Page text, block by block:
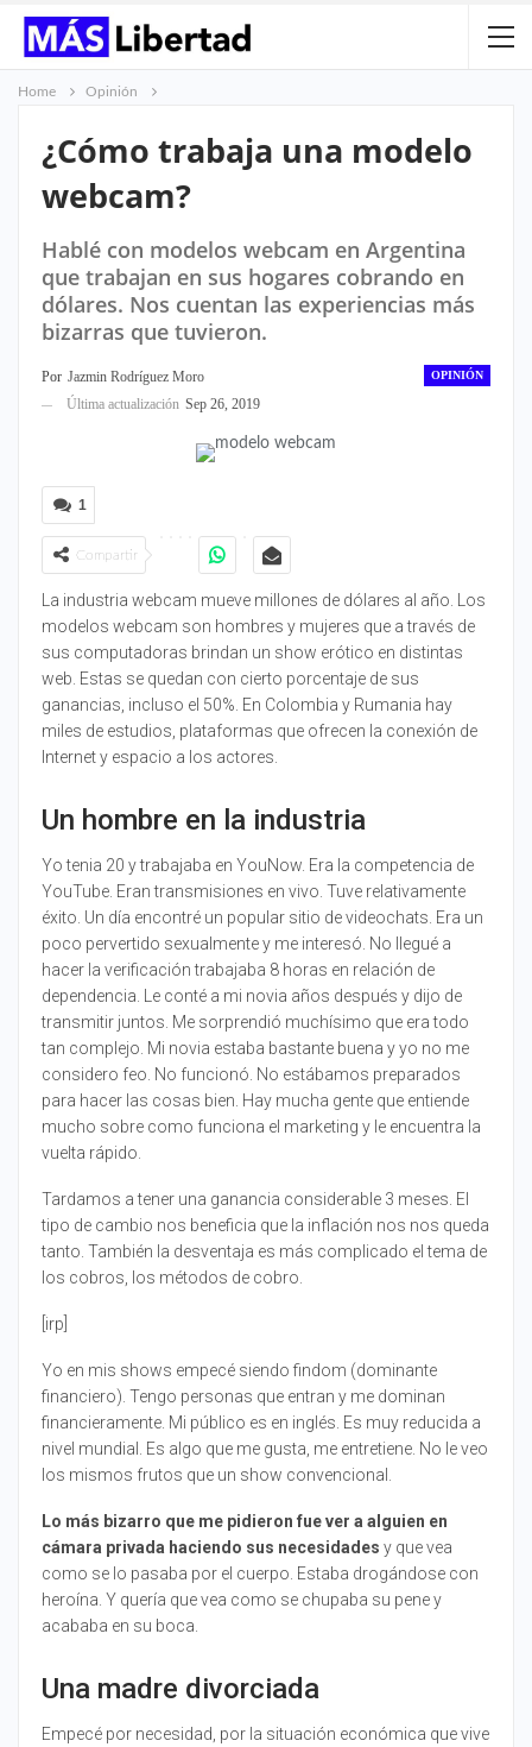
Home Opinión
¿Cómo trabaja una modelo
webcam?
Hablé con modelos webcam en Argentina
que trabajan en sus hogares cobrando en
dólares. Nos cuentan las experiencias más
bizarras que tuvieron.
OPINIÓN
Por Jazmin Rodríguez Moro
Última actualización Sep 26, 2019
1
Compartir
La industria webcam mueve millones de dólares al año. Los
modelos webcam son hombres y mujeres que a través de
sus computadoras brindan un show erótico en distintas
web. Estas se quedan con cierto porcentaje de sus
ganancias, incluso el 50%. En Colombia y Rumania hay
miles de estudios, plataformas que ofrecen la conexión de
Internet y espacio a los actores.
Un hombre en la industria
Yo tenia 20 y trabajaba en YouNow. Era la competencia de
YouTube. Eran transmisiones en vivo. Tuve relativamente
éxito. Un día encontré un popular sitio de videochats. Era un
poco pervertido sexualmente y me interesó. No llegué a
hacer la verificación trabajaba 8 horas en relación de
dependencia. Le conté a mi novia años después y dijo de
transmitir juntos. Me sorprendió muchísimo que era todo
tan complejo. Mi novia estaba bastante buena y yo no me
considero feo. No funcionó. No estábamos preparados
para hacer las cosas bien. Hay mucha gente que entiende
mucho sobre como funciona el marketing y le encuentra la
vuelta rápido.
Tardamos a tener una ganancia considerable 3 meses. El
tipo de cambio nos beneficia que la inflación nos nos queda
tanto. También la desventaja es más complicado el tema de
los cobros, los métodos de cobro.
[irp]
Yo en mis shows empecé siendo findom (dominante
financiero). Tengo personas que entran y me dominan
financieramente. Mi público es en inglés. Es muy reducida a
nivel mundial. Es algo que me gusta, me entretiene. No le veo
los mismos frutos que un show convencional.
Lo más bizarro que me pidieron fue ver a alguien en
cámara privada haciendo sus necesidades y que vea
como se lo pasaba por el cuerpo. Estaba drogándose con
heroína. Y quería que vea como se chupaba su pene y
acababa en su boca.
Una madre divorciada
Empecé por necesidad, por la situación económica que vive